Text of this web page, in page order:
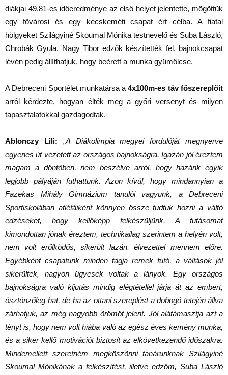
diákjai 49.81-es időeredménye az első helyet jelentette, mögöttük
egy fővárosi és egy kecskeméti csapat ért célba. A fiatal
hölgyeket Szilágyiné Skoumal Mónika testnevelő és Suba László,
Chrobák Gyula, Nagy Tibor edzők készítették fel, bajnokcsapat
lévén pedig állíthatjuk, hogy beérett a munka gyümölcse.
A Debreceni Sportélet munkatársa a4x100m-es táv főszereplőit
arról kérdezte, hogyan élték meg a győri versenyt és milyen
tapasztalatokkal gazdagodtak.
Ablonczy Lili: „A Diákolimpia megyei fordulóját megnyerve
egyenes út vezetett az országos bajnokságra. Igazán jól éreztem
magam a döntőben, nem beszélve arról, hogy hazánk egyik
legjobb pályáján futhattunk. Azon kívül, hogy mindannyian a
Fazekas Mihály Gimnázium tanulói vagyunk, a Debreceni
Sportiskolában atlétáiként könnyen össze tudtuk hozni a váltó
edzéseket, hogy kellőképp felkészüljünk. A futásomat
kimondottan jónak éreztem, technikailag szerintem a helyén volt,
nem volt erőlködős, sikerült lazán, élvezettel mennem előre.
Egyébként csapatunk minden tagja remek futó, a váltások jól
sikerültek, nagyon ügyesek voltak a lányok. Egy országos
bajnokságra való kijutás mindig elégtétellel járja át az embert,
ösztönzőleg hat, de ha az ottani szereplést a dobogó tetején állva
zárhatjuk, az még nagyobb örömöt jelent. Jól alátámasztja azt a
tényt is, hogy nem volt hiába való az egész éves kemény munka,
és a siker kellő motivációt biztosít az elkövetkezendő időszakra.
Mindemellett szeretném megköszönni tanárunknak Szilágyiné
Skoumal Mónikának a felkészítést, illetve edzőm, Suba László